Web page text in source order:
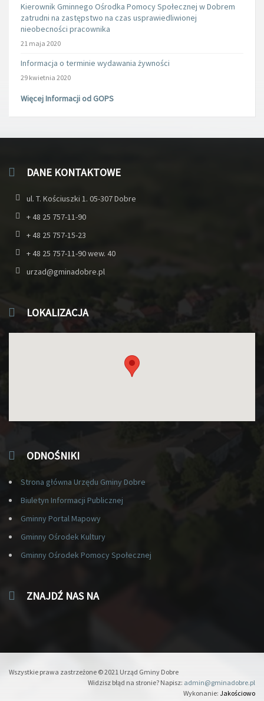
Kierownik Gminnego Ośrodka Pomocy Społecznej w Dobrem
zatrudni na zastępstwo na czas usprawiedliwionej
nieobecności pracownika
21 maja 2020
Informacja o terminie wydawania żywności
29 kwietnia 2020
Więcej Informacji od GOPS
DANE KONTAKTOWE
ul. T. Kościuszki 1. 05-307 Dobre
+ 48 25 757-11-90
+ 48 25 757-15-23
+ 48 25 757-11-90 wew. 40
urzad@gminadobre.pl
LOKALIZACJA
ODNOŚNIKI
Strona główna Urzędu Gminy Dobre
Biuletyn Informacji Publicznej
Gminny Portal Mapowy
Gminny Ośrodek Kultury
Gminny Ośrodek Pomocy Społecznej
ZNAJDŹ NAS NA
Wszystkie prawa zastrzeżone © 2021 Urząd Gminy Dobre
Widzisz błąd na stronie? Napisz: admin@gminadobre.pl
Wykonanie: Jakościowo